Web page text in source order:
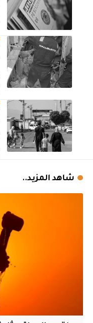
شاهد المزيد..